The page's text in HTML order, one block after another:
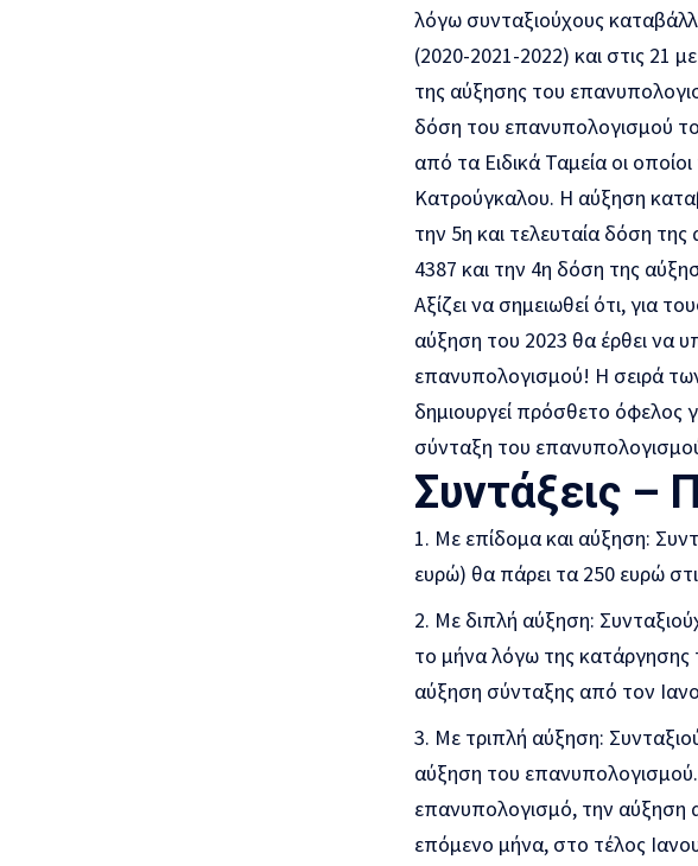
λόγω συνταξιούχους
(2020-2021-2022) και στις 21
της αύξησης του
δόση του επανυπολογισμού
από τα Ειδικά Ταμεία οι
Κατρούγκαλου. Η αύξηση
την 5η και τελευταία δόση
4387 και την 4η δόση της
Αξίζει να σημειωθεί ότι, για
αύξηση του 2023 θα έρθει να
επανυπολογισμού! Η σειρά
δημιουργεί πρόσθετο όφελος
σύνταξη του
Συντάξεις –
Με επίδομα και αύξηση:
ευρώ) θα πάρει τα 250 ευρώ
Με διπλή αύξηση:
το μήνα λόγω της κατάργησης
αύξηση σύνταξης από τον
Με τριπλή αύξηση:
αύξηση του
επανυπολογισμό, την αύξηση
επόμενο μήνα, στο τέλος